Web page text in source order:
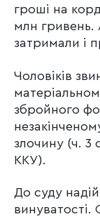
гроші на
млн гривень.
затримали і
Чоловіків
збройного
злочину (ч. 3
ККУ).
До суду